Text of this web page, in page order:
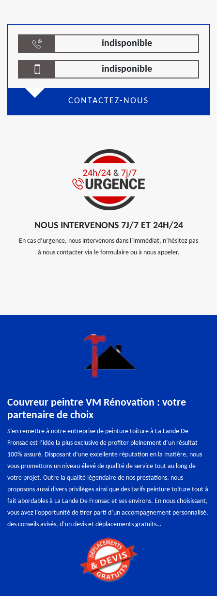
indisponible
indisponible
CONTACTEZ-NOUS
NOUS INTERVENONS 7J/7 ET 24H/24
En cas d’urgence, nous intervenons dans l’immédiat, n’hésitez pas
à nous contacter via le formulaire ou à nous appeler.
Couvreur peintre VM Rénovation : votre
partenaire de choix
S’en remettre à notre entreprise de peinture toiture à La Lande De
Fronsac est l’idée la plus exclusive de profiter pleinement d’un résultat
100% assuré. Disposant d’une excellente réputation en la matière, nous
vous promettons un niveau élevé de qualité de service tout au long de
votre projet. Outre la qualité légendaire de nos prestations, nous
proposons aussi divers privilèges ainsi que des tarifs peinture toiture tout à
fait abordables à La Lande De Fronsac et ses environs. En nous choisissant,
vous avez l’opportunité de tirer parti d’un accompagnement personnalisé,
des conseils avisés, d’un devis et déplacements gratuits…